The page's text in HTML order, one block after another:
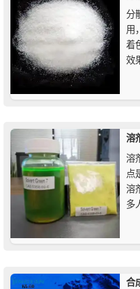
分
用
着
效
溶
溶
点
溶
多
合